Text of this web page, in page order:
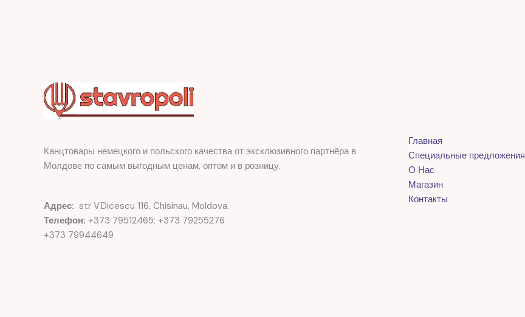
Канцтовары немецкого и польского качества от эксклюзивного партнёра в
Молдове по самым выгодным ценам, оптом и в розницу.
Адрес: str V.Dicescu 116, Chisinau, Moldova.
Телефон: +373 79512465; +373 79255276
+373 79944649
Главная
Специальные предложения
О Нас
Магазин
Контакты